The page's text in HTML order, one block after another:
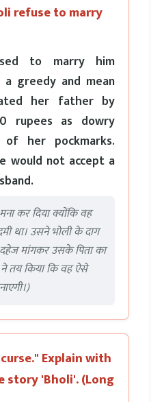
refuse to marry
to marry him
a greedy and mean
her father by
rupees as dowry
of her pockmarks.
would not accept a
कर दिया क्योंकि वह
था। उसने भोली के दाग
मांगकर उसके पिता का
तय किया कि वह ऐसे
Explain with
story 'Bholi'. (Long